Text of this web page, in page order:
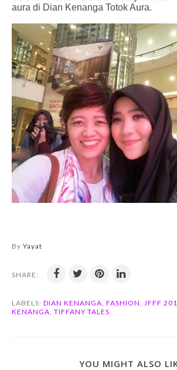
aura di Dian Kenanga Totok Aura.
By Yayat
SHARE:
LABELS: DIAN KENANGA FASHION JFFF
KENANGA TIFFANY TALES
YOU MIGHT ALSO